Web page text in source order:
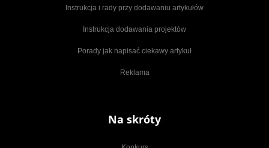
Instrukcja i rady przy dodawaniu artykułów
Instrukcja dodawania projektów
Porady jak napisać ciekawy artykuł
Reklama
Na skróty